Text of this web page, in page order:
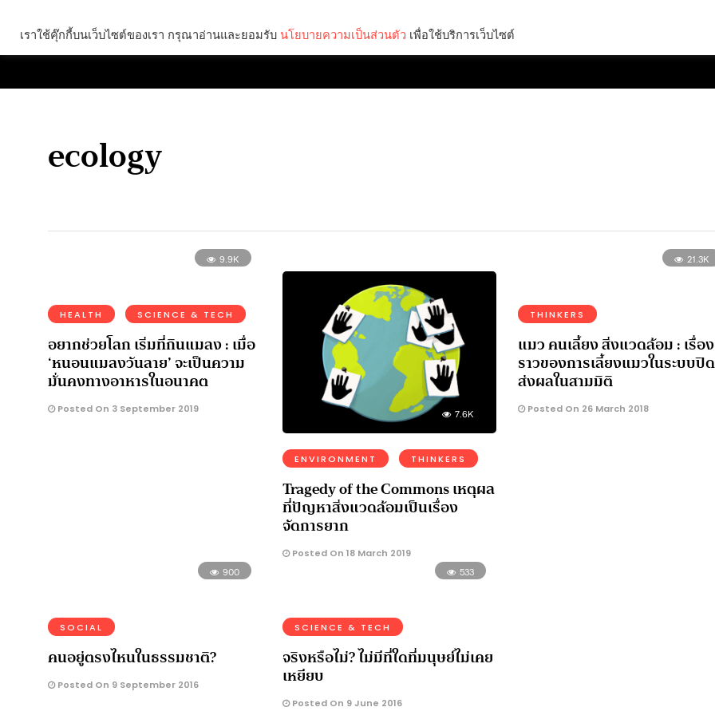
ecology
9.9K
HEALTH SCIENCE & TECH
อยากช่วยโลก เริ่มที่กินแมลง : เมื่อ
‘หนอนแมลงวันลาย’ จะเป็นความ
มั่นคงทางอาหารในอนาคต
Posted On 3 September 2019 7.6K
ENVIRONMENT THINKERS
Tragedy of the Commons เหตุผล
ที่ปัญหาสิ่งแวดล้อมเป็นเรื่อง
จัดการยาก
Posted On 18 March 2019
21.3K
THINKERS
แมว คนเลี้ยง สิ่งแวดล้อม : เรื่อง
ราวของการเลี้ยงแมวในระบบปิ
ส่งผลในสามมิติ
Posted On 26 March 2018
900
SOCIAL
คนอยู่ตรงไหนในธรรมชาติ?
Posted On 9 September 2016
533
SCIENCE & TECH
จริงหรือไม่? ไม่มีที่ใดที่มนุษย์ไม่เคย
เหยียบ
Posted On 9 June 2016
เราใช้คุ๊กกี้บนเว็บไซต์ของเรา กรุณาอ่านและยอมรับ นโยบายความเป็นส่วนตัว เพื่อใช้บริการเว็บไซต์